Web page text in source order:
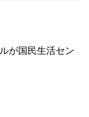
が国民生活セン